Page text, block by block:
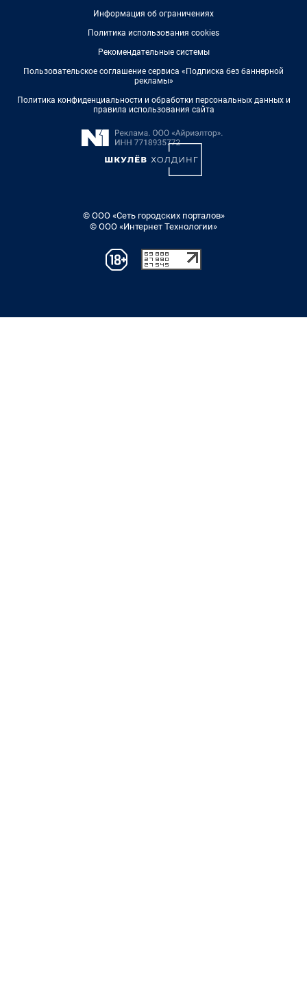
Информация об ограничениях
Политика использования cookies
Рекомендательные системы
Пользовательское соглашение сервиса «Подписка без баннерной
рекламы»
Политика конфиденциальности и обработки персональных данных и
правила использования сайта
© ООО «Сеть городских порталов»
© ООО «Интернет Технологии»